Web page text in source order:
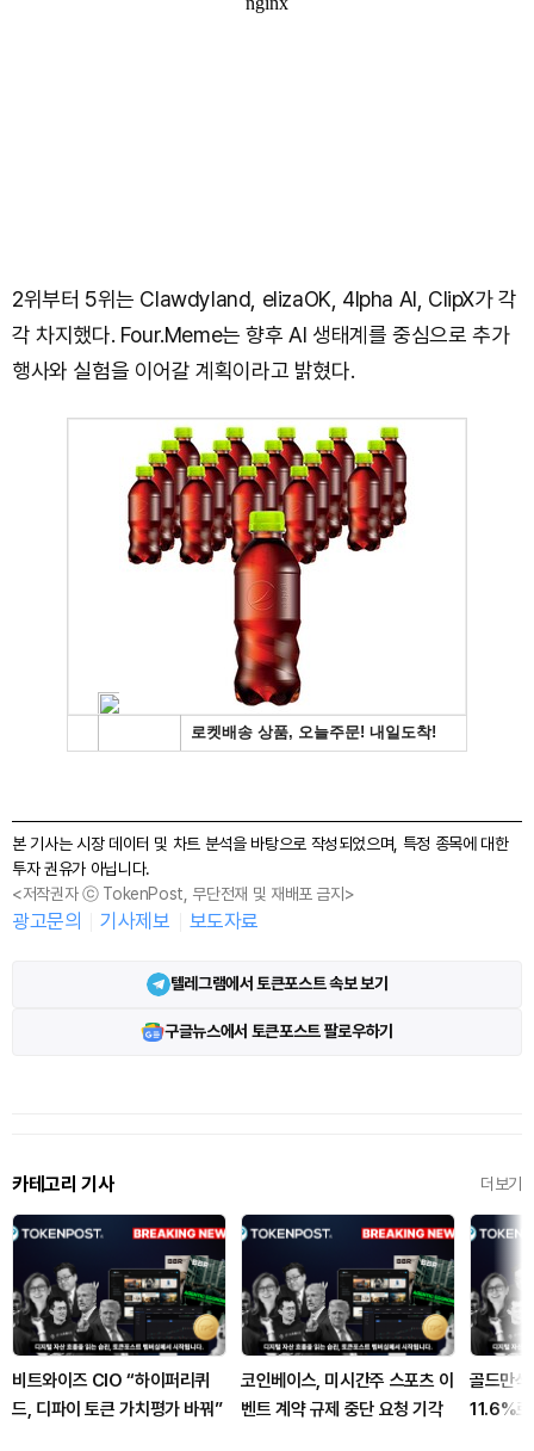
2위부터 5위는 Clawdyland, elizaOK, 4lpha AI, ClipX가 각
각 차지했다. Four.Meme는 향후 AI 생태계를 중심으로 추가
행사와 실험을 이어갈 계획이라고 밝혔다.
본 기사는 시장 데이터 및 차트 분석을 바탕으로 작성되었으며, 특정 종목에 대한
투자 권유가 아닙니다.
<저작권자 ⓒ TokenPost, 무단전재 및 재배포 금지>
광고문의 기사제보 보도자료
텔레그램에서 토큰포스트 속보 보기
구글뉴스에서 토큰포스트 팔로우하기
카테고리 기사 더보기
비트와이즈 CIO “하이퍼리퀴
드, 디파이 토큰 가치평가 바꿔”
코인베이스, 미시간주 스포츠 이
벤트 계약 규제 중단 요청 기각
골드만
11.6%로